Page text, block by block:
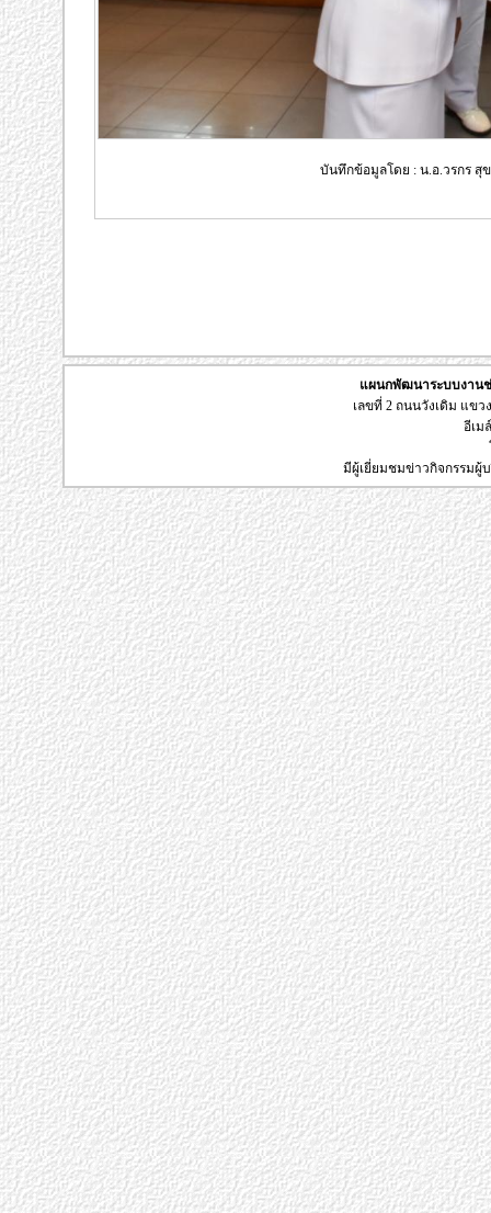
บันทึกข้อมูลโดย : น.อ.วรกร สุ
แผนกพัฒนาระบบงานช่
เลขที่ 2 ถนนวังเดิม แขว
อีเม
มีผู้เยี่ยมชมข่าวกิจกรรม